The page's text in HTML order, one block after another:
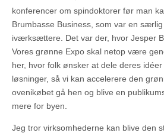
konferencer om spindoktorer før man
Brumbasse Business, som var en
iværksættere. Det var der, hvor Jesper
Vores grønne Expo skal netop være
her, hvor folk ønsker at dele deres
løsninger, så vi kan accelerere den
ovenikøbet gå hen og blive en
mere for byen.
Jeg tror virksomhederne kan blive den